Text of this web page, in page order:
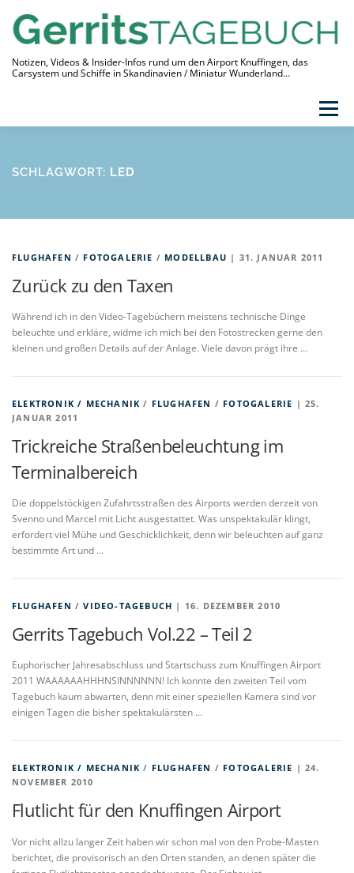
Inhalt
springen
Notizen, Videos & Insider-Infos rund um den Airport Knuffingen, das
Carsystem und Schiffe in Skandinavien / Miniatur Wunderland…
Menü
LINKS
SCHLAGWORT: LED
FLUGHAFEN / FOTOGALERIE / MODELLBAU | 31. JANUAR 2011
Zurück zu den Taxen
Während ich in den Video-Tagebüchern meistens technische Dinge
beleuchte und erkläre, widme ich mich bei den Fotostrecken gerne den
kleinen und großen Details auf der Anlage. Viele davon prägt ihre …
ELEKTRONIK / MECHANIK / FLUGHAFEN / FOTOGALERIE | 25.
JANUAR 2011
Trickreiche Straßenbeleuchtung im
Terminalbereich
Die doppelstöckigen Zufahrtsstraßen des Airports werden derzeit von
Svenno und Marcel mit Licht ausgestattet. Was unspektakulär klingt,
erfordert viel Mühe und Geschicklichkeit, denn wir beleuchten auf ganz
bestimmte Art und …
FLUGHAFEN /VIDEO-TAGEBUCH | 16. DEZEMBER 2010
Gerrits Tagebuch Vol.22 – Teil 2
Euphorischer Jahresabschluss und Startschuss zum Knuffingen Airport
2011 WAAAAAAHHHNSINNNNNN! Ich konnte den zweiten Teil vom
Tagebuch kaum abwarten, denn mit einer speziellen Kamera sind vor
einigen Tagen die bisher spektakulärsten …
ELEKTRONIK / MECHANIK / FLUGHAFEN / FOTOGALERIE | 24.
NOVEMBER 2010
Flutlicht für den Knuffingen Airport
Vor nicht allzu langer Zeit haben wir schon mal von den Probe-Masten
berichtet, die provisorisch an den Orten standen, an denen später die